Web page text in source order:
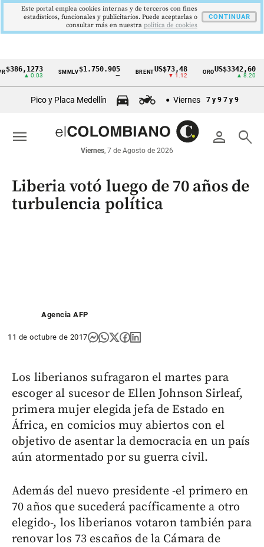
Cintillo
económicos
Colombia
▲ 0.03
SMMLV $1.750.905 BRENT US$73,48
▼ 1.12
ORO US$3342,60
Pico y Placa Medellín Viernes 7 y 9 7 y 9
person search
Viernes, 7 de Agosto de 2026
menu
Liberia votó luego de 70 años de
turbulencia política
Agencia AFP
11 de octubre de 2017
Los liberianos sufragaron el martes para
escoger al sucesor de Ellen Johnson Sirleaf,
primera mujer elegida jefa de Estado en
África, en comicios muy abiertos con el
objetivo de asentar la democracia en un país
aún atormentado por su guerra civil.
Además del nuevo presidente -el primero en
70 años que sucederá pacíficamente a otro
elegido-, los liberianos votaron también para
renovar los 73 escaños de la Cámara de
Este portal emplea cookies internas y de terceros con fines
estadísticos, funcionales y publicitarios. Puede aceptarlas o
consultar más en nuestra politica de cookies
CONTINUAR